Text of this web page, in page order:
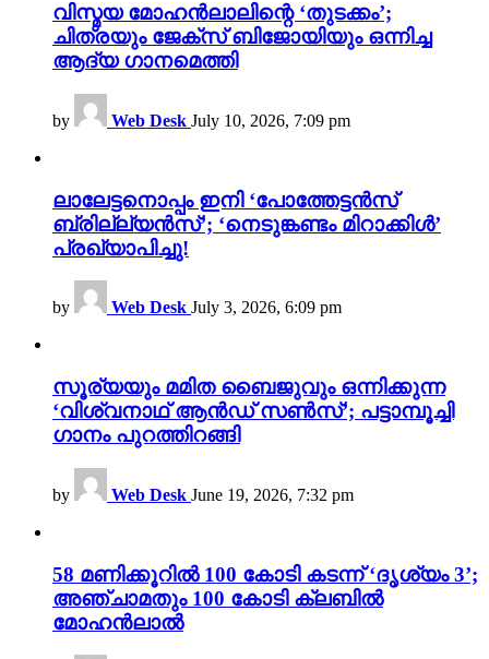
വിസ്മയ മോഹൻലാലിന്റെ ‘തുടക്കം’;
ചിത്രയും ജേക്സ് ബിജോയിയും ഒന്നിച്ച
ആദ്യ ഗാനമെത്തി
by Web Desk July 10, 2026, 7:09 pm
ലാലേട്ടനൊപ്പം ഇനി ‘പോത്തേട്ടൻസ്
ബ്രില്ല്യൻസ്’; ‘നെടുങ്കണ്ടം മിറാക്കിൾ’
പ്രഖ്യാപിച്ചു!
by Web Desk July 3, 2026, 6:09 pm
സൂര്യയും മമിത ബൈജുവും ഒന്നിക്കുന്ന
‘വിശ്വനാഥ് ആൻഡ് സൺസ്’; പട്ടാമ്പൂച്ചി
ഗാനം പുറത്തിറങ്ങി
by Web Desk June 19, 2026, 7:32 pm
58 മണിക്കൂറിൽ 100 കോടി കടന്ന് ‘ദൃശ്യം 3’;
അഞ്ചാമതും 100 കോടി ക്ലബിൽ
മോഹൻലാൽ